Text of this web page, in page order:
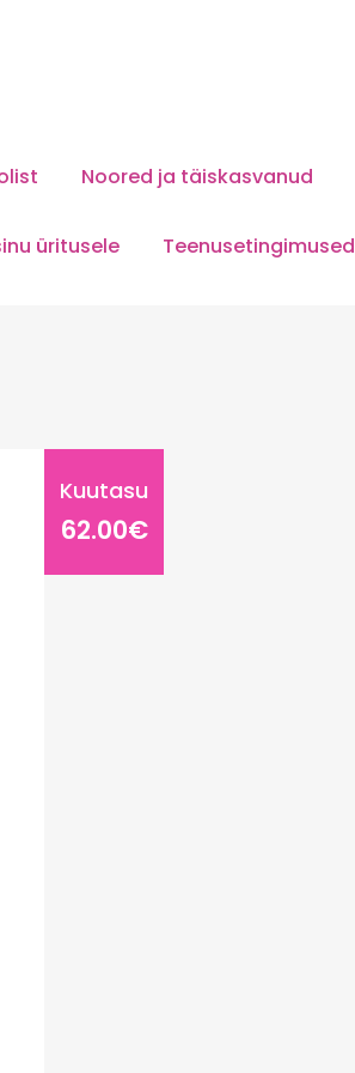
Noored ja täiskasvanud
üritusele Teenusetingimused
Kuutasu
62.00€